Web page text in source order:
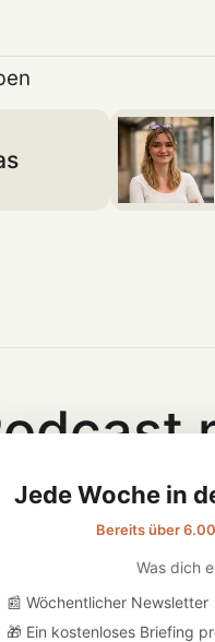
zu One-
zum
Jede Woche in
Bereits über
Was dich
📰 Wöchentlicher Newsletter
🎁 Ein kostenloses Briefing